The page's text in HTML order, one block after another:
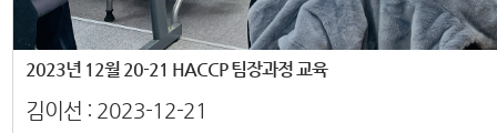
2023년 12월 20-21 HACCP 팀장과정 교육
김이선 : 2023-12-21